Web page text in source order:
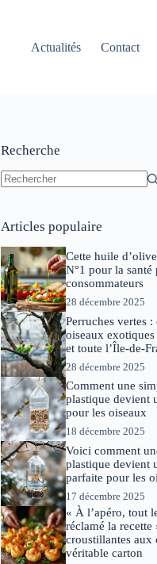
Actualités
Contact
Recherche
Articles populaire
Cette huile
N°1 pour la
consommateurs
28 décembre 2025
Perruches vertes
oiseaux
et toute l’Île-de-
28 décembre 2025
Comment une
plastique devient
pour les oiseaux
18 décembre 2025
Voici comment
plastique devient
parfaite pour les
17 décembre 2025
« À l’apéro, tout
réclamé la recette
croustillantes aux
véritable carton